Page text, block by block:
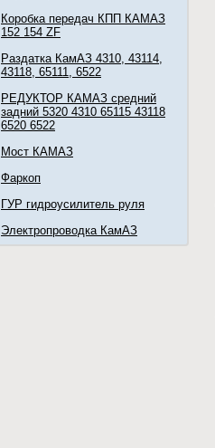
Коробка передач КПП КАМАЗ
152 154 ZF
Раздатка КамАЗ 4310, 43114,
43118, 65111, 6522
РЕДУКТОР КАМАЗ средний
задний 5320 4310 65115 43118
6520 6522
Мост КАМАЗ
Фаркоп
ГУР гидроусилитель руля
Электропроводка КамАЗ